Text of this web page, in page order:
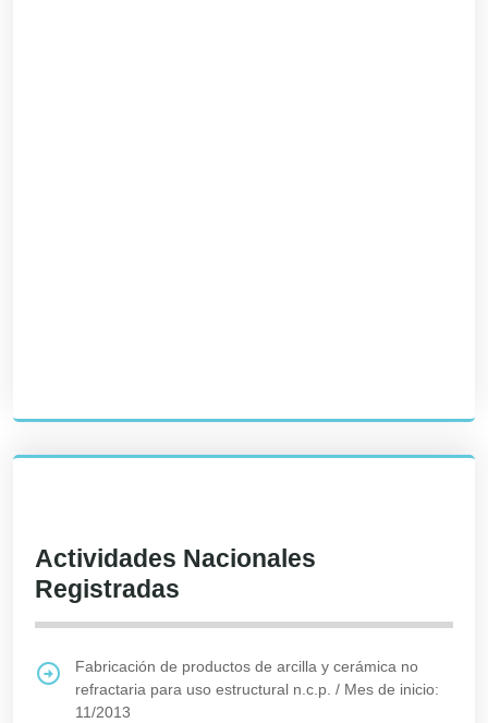
Actividades Nacionales
Registradas
Fabricación de productos de arcilla y cerámica no
refractaria para uso estructural n.c.p. / Mes de inicio:
11/2013